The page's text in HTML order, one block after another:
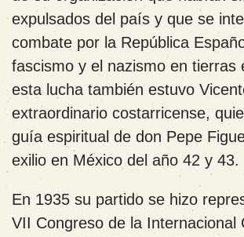
expulsados del país y que se
combate por la República
fascismo y el nazismo en tierras
esta lucha también estuvo
extraordinario costarricense,
guía espiritual de don Pepe
exilio en México del año 42 y 43.
En 1935 su partido se hizo
VII Congreso de la Internacional